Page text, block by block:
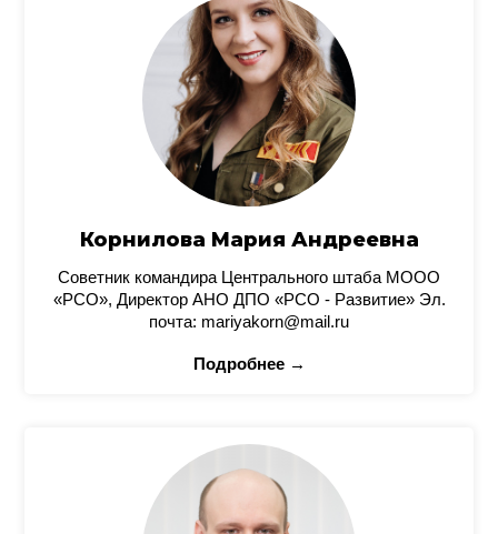
Корнилова Мария Андреевна
Советник командира Центрального штаба МООО
«РСО», Директор АНО ДПО «РСО - Развитие» Эл.
почта: mariyakorn@mail.ru
Подробнее →